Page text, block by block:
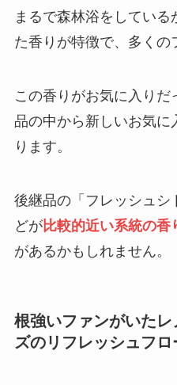
まるで森林浴をしている
た香りが特徴で、多くの
この香りがお気に入り
品の中から新しいお気に
ります。
後継品の「フレッシュシ
どが比較的近い系統の香
があるかもしれません。
根強いファンがいた
ズのリフレッシュフロ